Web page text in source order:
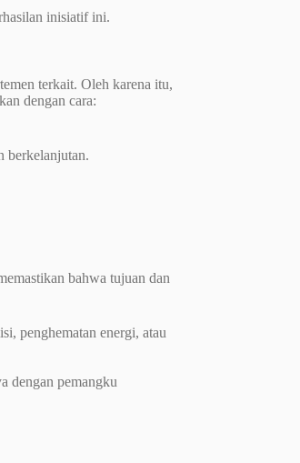
inisiatif ini.
terkait. Oleh karena itu,
dengan cara:
berkelanjutan.
bahwa tujuan dan
penghematan energi, atau
dengan pemangku